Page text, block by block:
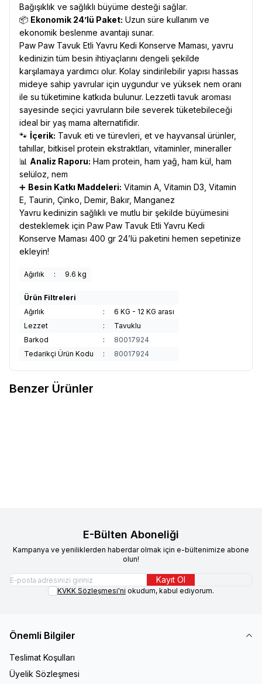
Bağışıklık ve sağlıklı büyüme desteği sağlar.
📦 Ekonomik 24’lü Paket: Uzun süre kullanım ve
ekonomik beslenme avantajı sunar.
Paw Paw Tavuk Etli Yavru Kedi Konserve Maması, yavru
kedinizin tüm besin ihtiyaçlarını dengeli şekilde
karşılamaya yardımcı olur. Kolay sindirilebilir yapısı hassas
mideye sahip yavrular için uygundur ve yüksek nem oranı
ile su tüketimine katkıda bulunur. Lezzetli tavuk aroması
sayesinde seçici yavruların bile severek tüketebileceği
ideal bir yaş mama alternatifidir.
🐾 İçerik: Tavuk eti ve türevleri, et ve hayvansal ürünler,
tahıllar, bitkisel protein ekstraktları, vitaminler, mineraller
📊 Analiz Raporu: Ham protein, ham yağ, ham kül, ham
selüloz, nem
➕ Besin Katkı Maddeleri: Vitamin A, Vitamin D3, Vitamin
E, Taurin, Çinko, Demir, Bakır, Manganez
Yavru kedinizin sağlıklı ve mutlu bir şekilde büyümesini
desteklemek için Paw Paw Tavuk Etli Yavru Kedi
Konserve Maması 400 gr 24’lü paketini hemen sepetinize
ekleyin!
Ağırlık : 9.6 kg
Ürün Filtreleri
Ağırlık
:
6 KG - 12 KG arası
Lezzet
:
Tavuklu
Barkod
:
80017924
Tedarikçi Ürün Kodu
: 80017924
Benzer Ürünler
E-Bülten Aboneliği
Kampanya ve yeniliklerden haberdar olmak için e-bültenimize abone
olun!
Kayıt Ol
KVKK Sözleşmesi'ni okudum, kabul ediyorum.
Önemli Bilgiler
Teslimat Koşulları
Üyelik Sözleşmesi